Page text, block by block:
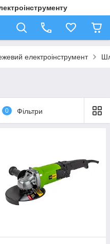
електроінструмент
0 Фільтри